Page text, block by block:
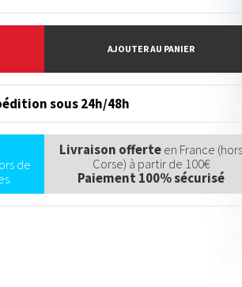
AJOUTER AU PANIER
sous 24h/48h
de
Livraison offerteen France (hors
Corse) à partir de 100€
Paiement 100% sécurisé